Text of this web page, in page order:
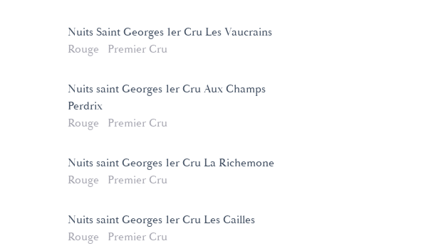
Nuits Saint Georges 1er Cru Les Vaucrains
Rouge
Premier Cru
Nuits saint Georges 1er Cru Aux Champs
Perdrix
Rouge
Premier Cru
Nuits saint Georges 1er Cru La Richemone
Rouge
Premier Cru
Nuits saint Georges 1er Cru Les Cailles
Rouge
Premier Cru